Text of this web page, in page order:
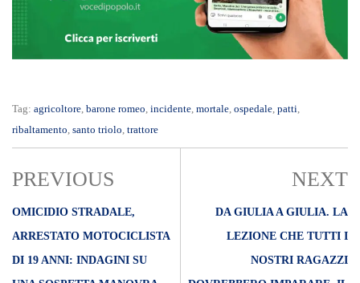
Tag: agricoltore, barone romeo, incidente, mortale, ospedale, patti,
ribaltamento, santo triolo, trattore
PREVIOUS
OMICIDIO STRADALE,
ARRESTATO MOTOCICLISTA
DI 19 ANNI: INDAGINI SU
NEXT
DA GIULIA A GIULIA. LA
LEZIONE CHE TUTTI I
NOSTRI RAGAZZI